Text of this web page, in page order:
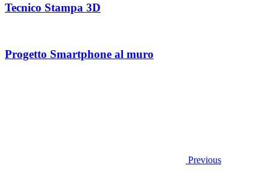
Tecnico Stampa 3D
Progetto Smartphone al muro
Previous